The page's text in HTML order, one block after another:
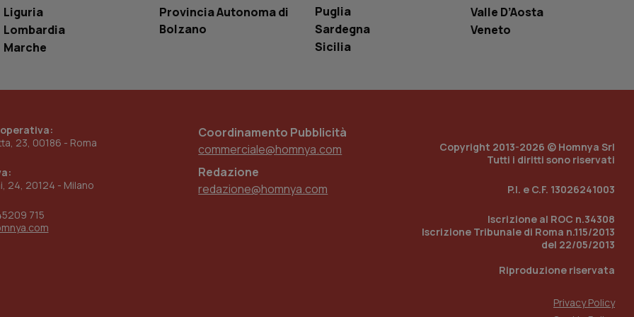
Liguria
Lombardia
Marche
Provincia Autonoma di
Bolzano
Puglia
Sardegna
Sicilia
Valle D’Aosta
Veneto
23, 00186 - Roma
24, 20124 - Milano
715
Coordinamento Pubblicità
commerciale@homnya.com
Redazione
redazione@homnya.com
Copyright 2013-2026 © Homnya Srl
Tutti i diritti sono riservati
P.I. e C.F. 13026241003
Iscrizione al ROC n.34308
Iscrizione Tribunale di Roma n.115/2013
del 22/05/2013
Riproduzione riservata
Privacy Policy
www.quotidianosanita.it
Questo cookie è impostato dall'applicazione per abilitare il
sistema di tracking solo in caso di utenti loggato con identity
provider WelfareLink.